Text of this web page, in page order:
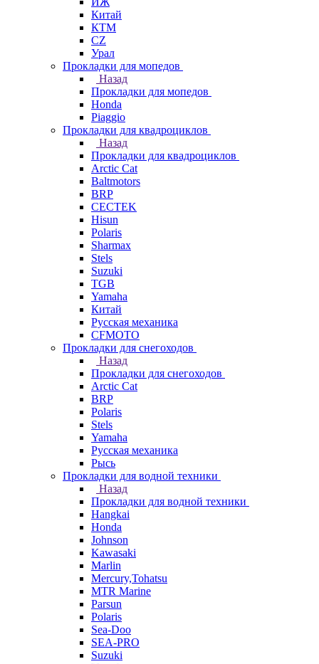
Китай
КТМ
СZ
Урал
Прокладки для мопедов
Назад
Прокладки для мопедов
Honda
Piaggio
Прокладки для квадроциклов
Назад
Прокладки для квадроциклов
Arctic Cat
Baltmotors
BRP
CECTEK
Hisun
Polaris
Sharmax
Stels
Suzuki
TGB
Yamaha
Китай
Русская механика
СFMOTO
Прокладки для снегоходов
Назад
Прокладки для снегоходов
Arctic Cat
BRP
Polaris
Stels
Yamaha
Русская механика
Рысь
Прокладки для водной техники
Назад
Прокладки для водной техники
Hangkai
Honda
Johnson
Kawasaki
Marlin
Mercury,Tohatsu
MTR Marine
Parsun
Polaris
Sea-Doo
SEA-PRO
Suzuki